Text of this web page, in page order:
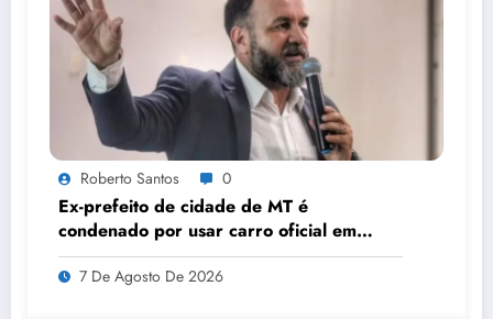
Roberto Santos 0
Ex-prefeito de cidade de MT é
condenado por usar carro oficial em
viagem de carnaval
7 De Agosto De 2026